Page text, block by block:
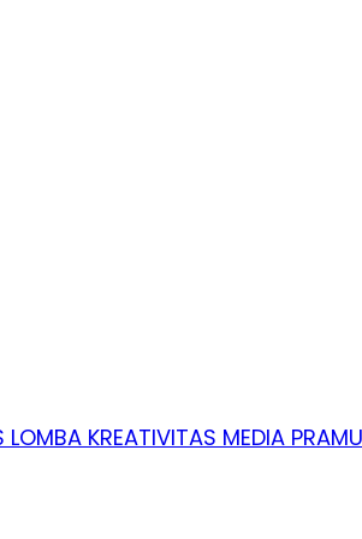
LOMBA KREATIVITAS MEDIA